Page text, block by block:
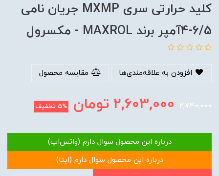
کلید حرارتی سری MXMP جریان نامی
6/5-4آمپر برند MAXROL - مکسرول
افزودن به علاقه‌مندی‌ها مقایسه محصول
2,740,000
2,603,000تومان 5%تخفیف
درباره این محصول سوال دارم (واتس‌اپ)
درباره این محصول سوال دارم (ایتا)